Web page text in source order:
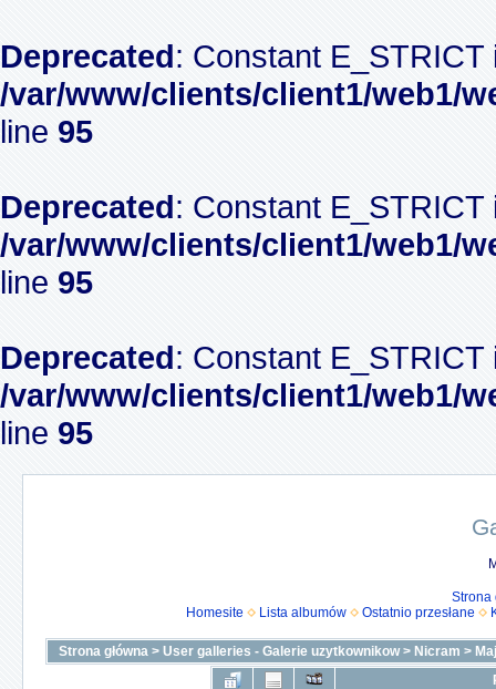
Deprecated: Constant
/var/www/clients/client1/web1/
line 95
Deprecated: Constant
/var/www/clients/client1/web1/
line 95
Deprecated: Constant
/var/www/clients/client1/web1/
line 95
Strona
Homesite
Lista albumów Ostatnio przesłane
Strona główna > User galleries - Galerie uzytkownikow> Nicram >